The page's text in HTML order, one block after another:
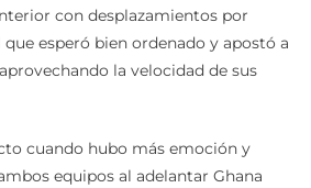
con desplazamientos por
esperó bien ordenado y apostó a
la velocidad de sus
cuando hubo más emoción y
equipos al adelantar Ghana